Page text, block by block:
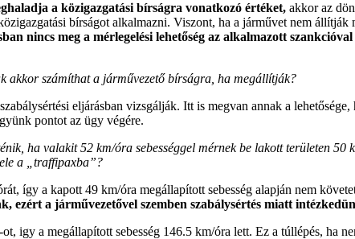
a közigazgatási bírságra vonatkozó értéket, akkor az
bírságot alkalmazni. Viszont, ha a járművet nem
nincs meg a mérlegelési lehetőség az alkalmazott
akkor számíthat a járművezető bírságra, ha megállítják?
eljárásban vizsgálják. Itt is megvan annak a
pontot az ügy végére.
ha valakit 52 km/óra sebességgel mérnek be lakott területen
a „traffipaxba”?
így a kapott 49 km/óra megállapított sebesség alapján nem
ezért a járművezetővel szemben szabálysértés miatt
igy a megállapított sebesség 146.5 km/óra lett. Ez a túllépés, ha